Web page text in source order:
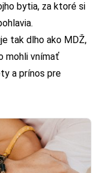
bytia, za ktoré si
tak dlho ako MDŽ,
mohli vnímať
a prínos pre